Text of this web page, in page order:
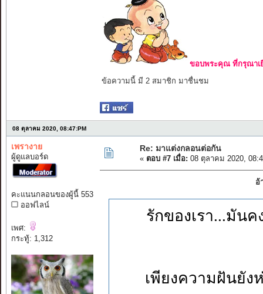
ขอบพระคุณ ที่กรุณาเ
ข้อความนี้ มี 2 สมาชิก มาชื่นชม
08 ตุลาคม 2020, 08:47:PM
เพรางาย
ผู้ดูแลบอร์ด
คะแนนกลอนของผู้นี้ 553
ออฟไลน์
เพศ:
กระทู้: 1,312
Re: มาแต่งกลอนต่อกัน
« ตอบ #7 เมื่อ: 08 ตุลาคม 2020,
อ้
รักของเรา...มัน
เพียงความฝั